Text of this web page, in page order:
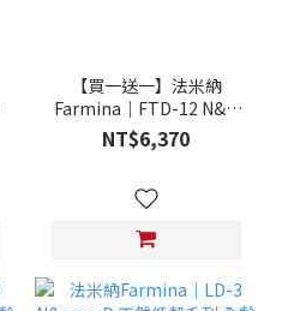
【買一送一】法米納
Farmina｜FTD-12 N&D
天然培育系列-全齡犬-頂級
雞肉-潔牙顆粒 20KG §下
NT$6,370